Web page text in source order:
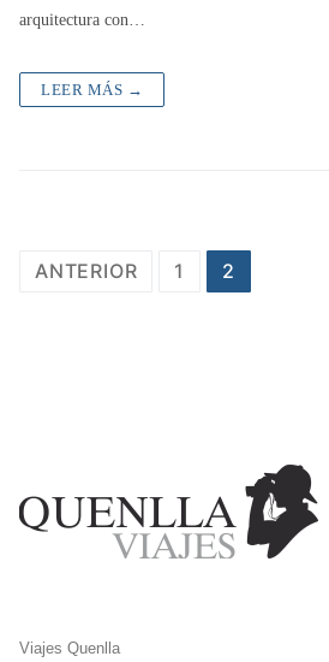
arquitectura con…
LEER MÁS →
ANTERIOR 1 2
Viajes Quenlla